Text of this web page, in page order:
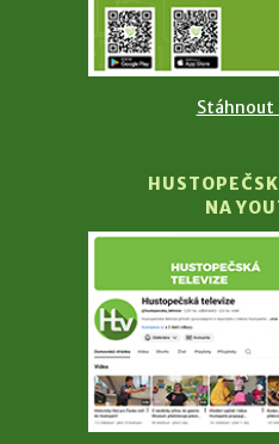
Stáhnout
NA